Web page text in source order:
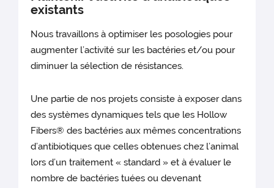
existants
Nous travaillons à optimiser les posologies pour
augmenter l’activité sur les bactéries et/ou pour
diminuer la sélection de résistances.
Une partie de nos projets consiste à exposer dans
des systèmes dynamiques tels que les Hollow
Fibers® des bactéries aux mêmes concentrations
d’antibiotiques que celles obtenues chez l’animal
lors d’un traitement « standard » et à évaluer le
nombre de bactéries tuées ou devenant